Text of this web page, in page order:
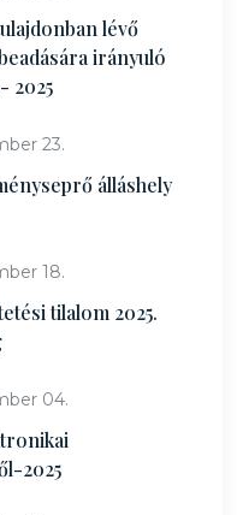
lévő
irányuló
2025
23.
álláshely
18.
tilalom 2025.
04.
2025